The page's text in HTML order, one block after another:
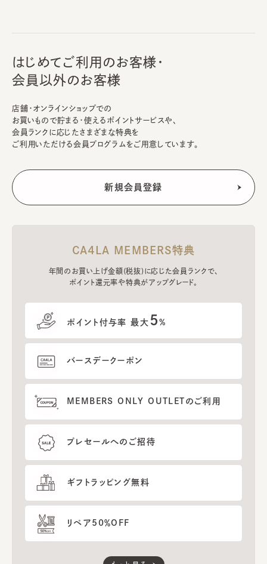
はじめてご利用のお客様・
会員以外のお客様
店舗・オンラインショップでの
お買いもので貯まる・使えるポイントサービスや、
会員ランクに応じたさまざまな特典を
ご利用いただける会員プログラムをご用意しています。
CA4LA MEMBERS特典
年間のお買い上げ金額(税抜)に応じた会員ランクで、
ポイント還元率や特典がアップグレード。
ポイント付与率 最大 5%
バースデークーポン
MEMBERS ONLY OUTLETのご利用
プレセールへのご招待
ギフトラッピング無料
リペア50％OFF